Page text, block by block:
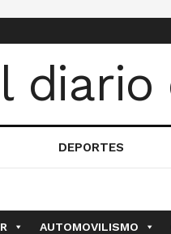
DEPORTES
AUTOMOVILISMO